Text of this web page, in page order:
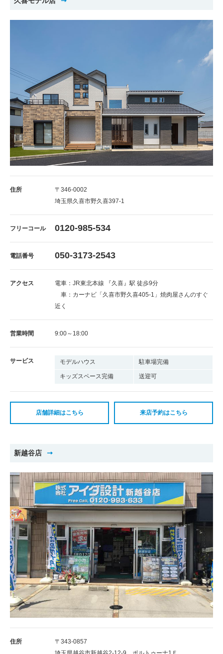
住所
〒346-0002
埼玉県久喜市野久喜397-1
フリーコール 0120-985-534
電話番号 050-3173-2543
アクセス
電車：JR東北本線 『久喜』駅 徒歩9分
車：カーナビ「久喜市野久喜405-1」焼肉屋さんのすぐ
近く
営業時間 9:00～18:00
サービス モデルハウス 駐車場完備
キッズスペース完備 送迎可
店舗詳細はこちら 来店予約はこちら
新越谷店
住所
〒343-0857